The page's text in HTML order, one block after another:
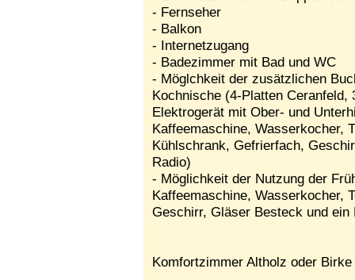
- Fernseher
- Balkon
- Internetzugang
- Badezimmer mit Bad und WC
- Möglchkeit der zusätzlichen
Kochnische (4-Platten
Elektrogerät mit Ober- und
Kaffeemaschine, Wasserkocher,
Kühlschrank, Gefrierfach,
Radio)
- Möglichkeit der Nutzung der
Kaffeemaschine, Wasserkocher,
Geschirr, Gläser Besteck und
Komfortzimmer Altholz oder